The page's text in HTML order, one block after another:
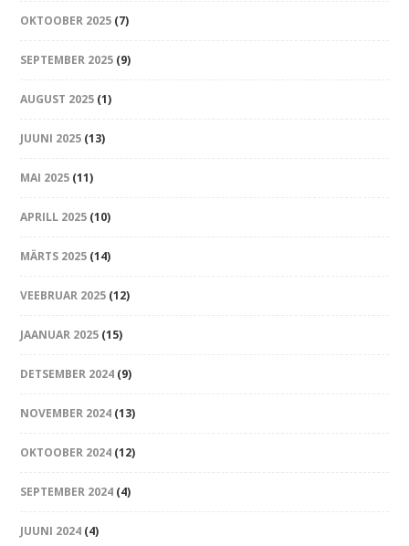
OKTOOBER 2025 (7)
SEPTEMBER 2025 (9)
AUGUST 2025 (1)
JUUNI 2025 (13)
MAI 2025 (11)
APRILL 2025 (10)
MÄRTS 2025 (14)
VEEBRUAR 2025 (12)
JAANUAR 2025 (15)
DETSEMBER 2024 (9)
NOVEMBER 2024 (13)
OKTOOBER 2024 (12)
SEPTEMBER 2024 (4)
JUUNI 2024 (4)